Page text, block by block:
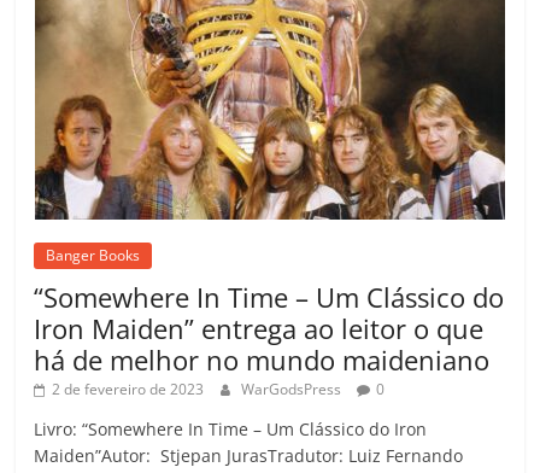
Banger Books
“Somewhere In Time – Um Clássico do
Iron Maiden” entrega ao leitor o que
há de melhor no mundo maideniano
2 de fevereiro de 2023 WarGodsPress 0
Livro: “Somewhere In Time – Um Clássico do Iron
Maiden”Autor: Stjepan JurasTradutor: Luiz Fernando